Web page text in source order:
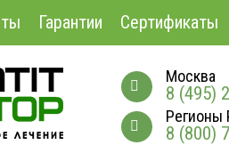
Гарантии Сертификаты
Москва
8 (495)
Регионы
8 (800)